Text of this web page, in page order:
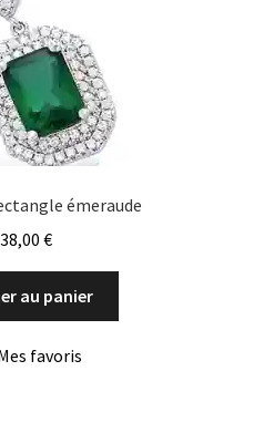
émeraude
38,00 €
au panier
favoris